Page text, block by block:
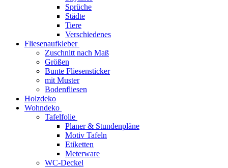
Sprüche
Städte
Tiere
Verschiedenes
Fliesenaufkleber
Zuschnitt nach Maß
Größen
Bunte Fliesensticker
mit Muster
Bodenfliesen
Holzdeko
Wohndeko
Tafelfolie
Planer & Stundenpläne
Motiv Tafeln
Etiketten
Meterware
WC-Deckel